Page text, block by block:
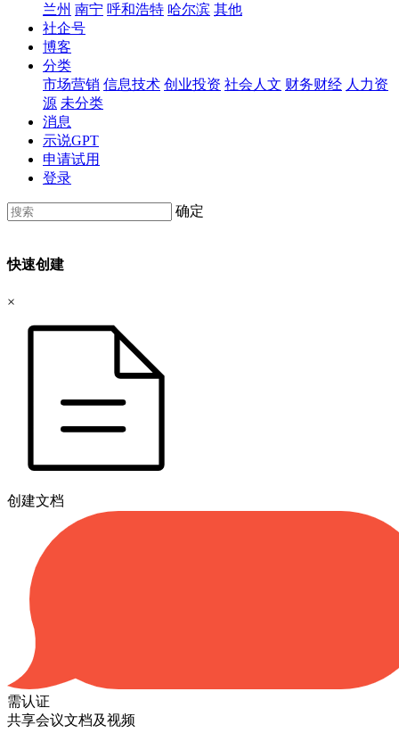
兰州 南宁 呼和浩特 哈尔滨 其他
社企号
博客
分类
市场营销 信息技术 创业投资 社会人文 财务财经 人力资
源 未分类
消息
示说GPT
申请试用
登录
确定
快速创建
×
创建文档
需认证
共享会议文档及视频